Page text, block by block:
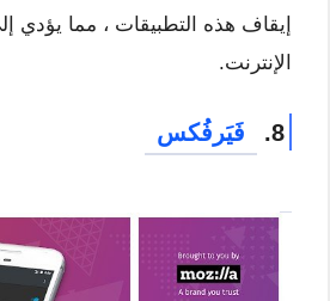
إيقاف هذه التطبيقات ، مما
الإنترنت.
8. فَيَرفُكس